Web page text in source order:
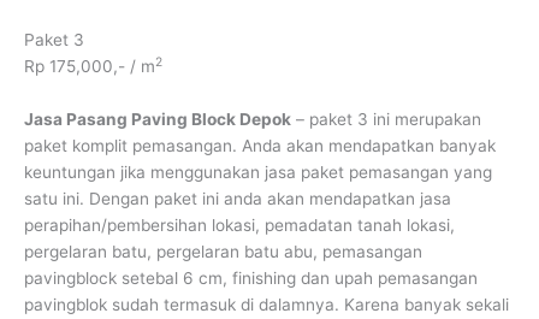
Paket 3
Rp 175,000,- / m2
Jasa Pasang Paving Block Depok – paket 3 ini merupakan
paket komplit pemasangan. Anda akan mendapatkan banyak
keuntungan jika menggunakan jasa paket pemasangan yang
satu ini. Dengan paket ini anda akan mendapatkan jasa
perapihan/pembersihan lokasi, pemadatan tanah lokasi,
pergelaran batu, pergelaran batu abu, pemasangan
pavingblock setebal 6 cm, finishing dan upah pemasangan
pavingblok sudah termasuk di dalamnya. Karena banyak sekali